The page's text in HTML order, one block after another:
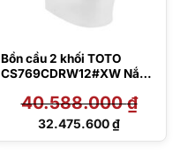
Bồn cầu 2 khối TOTO
CS769CDRW12#XW Nắp
40.588.000₫
Giá
32.475.600₫
Giá